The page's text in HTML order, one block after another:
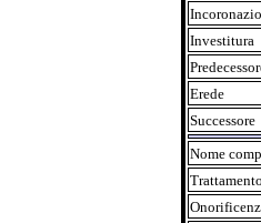
Investitura
Erede
Successore
Nome
Trattamento